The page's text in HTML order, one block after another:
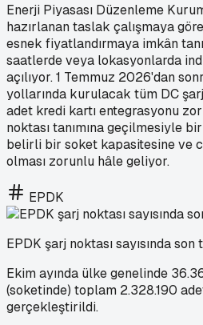
Enerji Piyasası Düzenleme
hazırlanan taslak çalışmaya
esnek fiyatlandırmaya imkân
saatlerde veya lokasyonlarda
açılıyor. 1 Temmuz 2026'dan
yollarında kurulacak tüm DC
adet kredi kartı entegrasyonu
noktası tanımına geçilmesiyle
belirli bir soket kapasitesine ve
olması zorunlu hâle geliyor.
EPDK
EPDK şarj noktası sayısında son
Ekim ayında ülke genelinde
(soketinde) toplam 2.328.190
gerçekleştirildi.